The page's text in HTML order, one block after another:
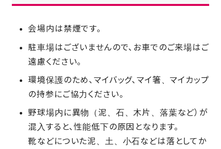
会場内は禁煙です。
駐車場はございませんので、お車でのご来場はご
遠慮ください。
環境保護のため、マイバッグ、マイ箸、マイカップ
の持参にご協力ください。
野球場内に異物（泥、石、木片、落葉など）が
混入すると、性能低下の原因となります。
靴などについた泥、土、小石などは落としてか